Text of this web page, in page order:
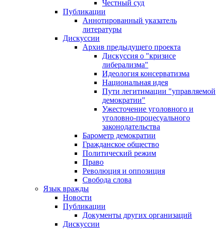
Честный суд
Публикации
Аннотированный указатель
литературы
Дискуссии
Архив предыдущего проекта
Дискуссия о "кризисе
либерализма"
Идеология консерватизма
Национальная идея
Пути легитимации "управляемой
демократии"
Ужесточение уголовного и
уголовно-процесуального
законодательства
Барометр демократии
Гражданское общество
Политический режим
Право
Революция и оппозиция
Свобода слова
Язык вражды
Новости
Публикации
Документы других организаций
Дискуссии